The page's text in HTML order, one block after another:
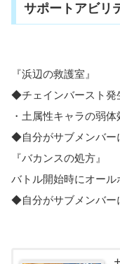
サポートアビリ
『浜辺の救護室』
◆チェインバースト発
・土属性キャラの弱
◆自分がサブメンバー
『バカンスの処方』
バトル開始時にオール
◆自分がサブメンバー